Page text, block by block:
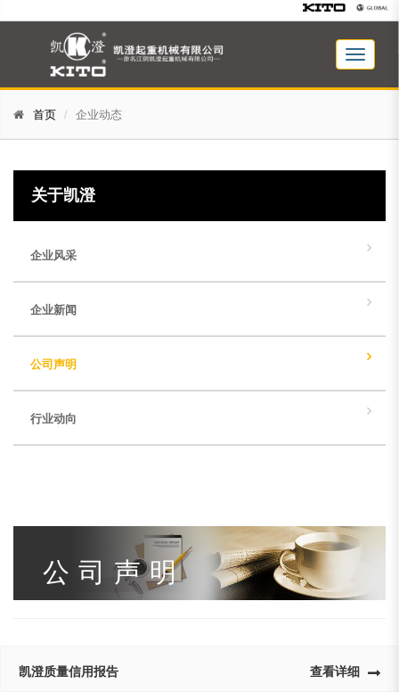
首页 企业动态
关于凯澄
企业风采
企业新闻
公司声明
行业动向
公司声明
凯澄质量信用报告 查看详细